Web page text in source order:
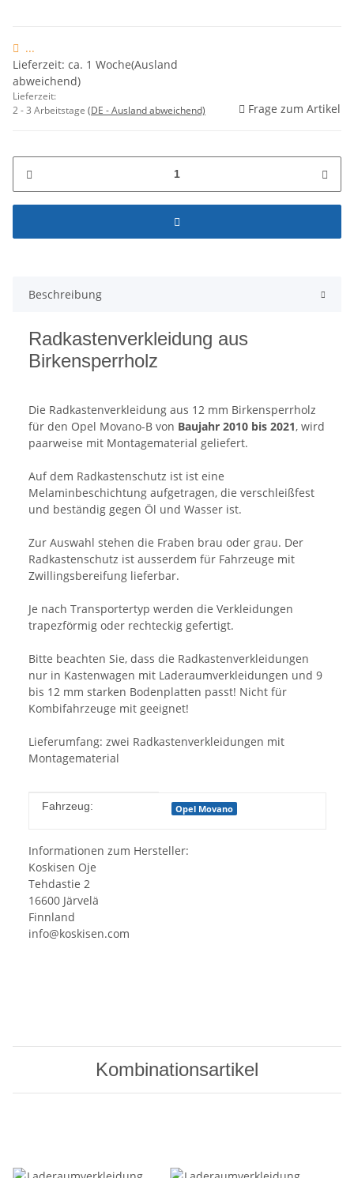
...
Lieferzeit: ca. 1 Woche(Ausland
abweichend)
Lieferzeit:
2 - 3 Arbeitstage (DE - Ausland abweichend) Frage zum Artikel
Beschreibung
Radkastenverkleidung aus
Birkensperrholz
Die Radkastenverkleidung aus 12 mm Birkensperrholz
für den Opel Movano-B von Baujahr 2010 bis 2021, wird
paarweise mit Montagematerial geliefert.
Auf dem Radkastenschutz ist ist eine
Melaminbeschichtung aufgetragen, die verschleißfest
und beständig gegen Öl und Wasser ist.
Zur Auswahl stehen die Fraben brau oder grau. Der
Radkastenschutz ist ausserdem für Fahrzeuge mit
Zwillingsbereifung lieferbar.
Je nach Transportertyp werden die Verkleidungen
trapezförmig oder rechteckig gefertigt.
Bitte beachten Sie, dass die Radkastenverkleidungen
nur in Kastenwagen mit Laderaumverkleidungen und 9
bis 12 mm starken Bodenplatten passt! Nicht für
Kombifahrzeuge mit geeignet!
Lieferumfang: zwei Radkastenverkleidungen mit
Montagematerial
Produkteigenschaft
Wert
Fahrzeug: Opel Movano
Informationen zum Hersteller:
Koskisen Oje
Tehdastie 2
16600 Järvelä
Finnland
info@koskisen.com
Kombinationsartikel